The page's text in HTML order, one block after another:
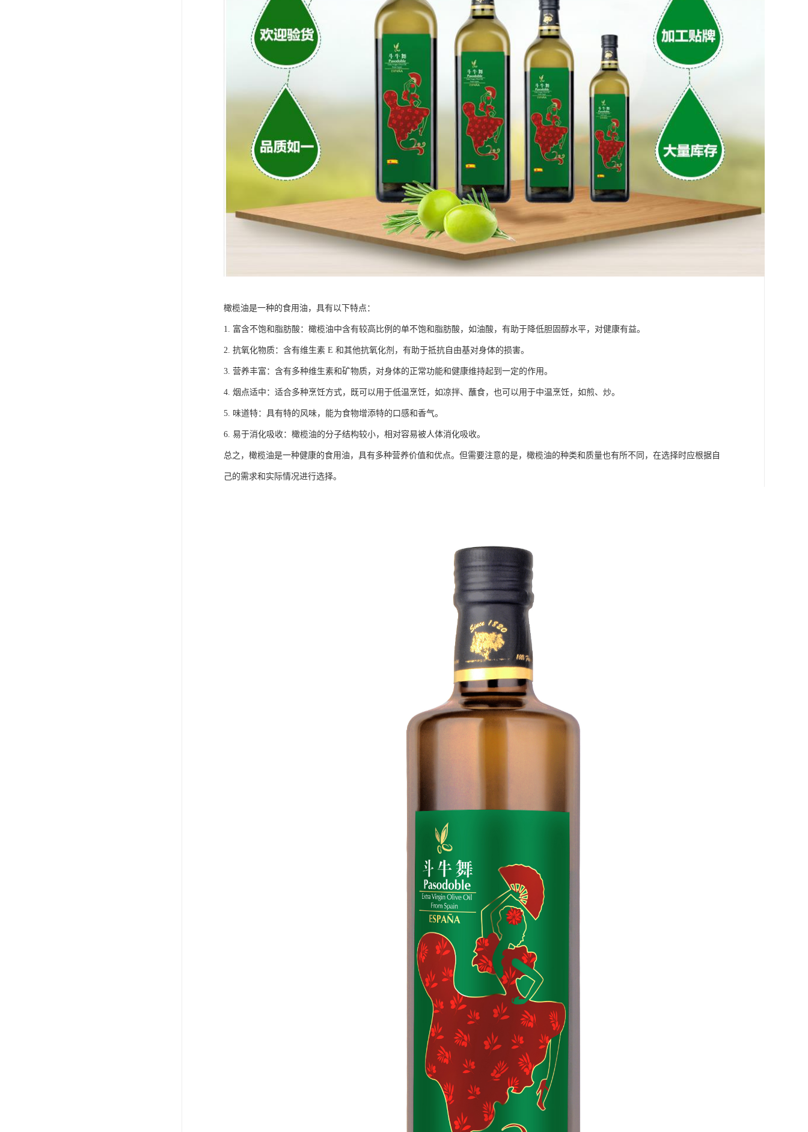
橄榄油是一种的食用油，具有以下特点：
1. 富含不饱和脂肪酸：橄榄油中含有较高比例的单不饱和脂肪酸，如油酸，有助于降低胆固醇水平，对健康有益。
2. 抗氧化物质：含有维生素 E 和其他抗氧化剂，有助于抵抗自由基对身体的损害。
3. 营养丰富：含有多种维生素和矿物质，对身体的正常功能和健康维持起到一定的作用。
4. 烟点适中：适合多种烹饪方式，既可以用于低温烹饪，如凉拌、蘸食，也可以用于中温烹饪，如煎、炒。
5. 味道特：具有特的风味，能为食物增添特的口感和香气。
6. 易于消化吸收：橄榄油的分子结构较小，相对容易被人体消化吸收。
总之，橄榄油是一种健康的食用油，具有多种营养价值和优点。但需要注意的是，橄榄油的种类和质量也有所不同，在选择时应根据自
己的需求和实际情况进行选择。